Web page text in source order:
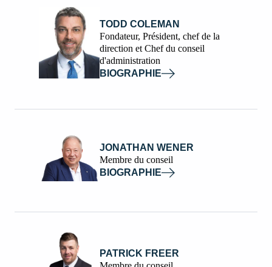
TODD COLEMAN
Fondateur, Président, chef de la
direction et Chef du conseil
d'administration
BIOGRAPHIE
JONATHAN WENER
Membre du conseil
BIOGRAPHIE
PATRICK FREER